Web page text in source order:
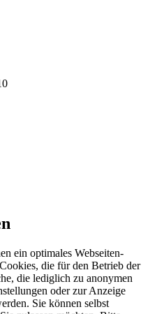
ein optimales Webseiten-
die für den Betrieb der
die lediglich zu anonymen
oder zur Anzeige
Sie können selbst